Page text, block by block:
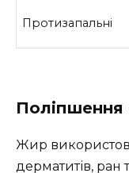
Протизапальні
Поліпшення
Жир
дерматитів, ран